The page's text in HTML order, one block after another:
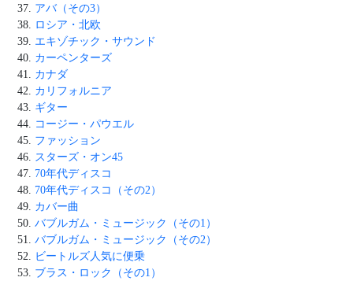
アバ（その3）
ロシア・北欧
エキゾチック・サウンド
カーペンターズ
カナダ
カリフォルニア
ギター
コージー・パウエル
ファッション
スターズ・オン45
70年代ディスコ
70年代ディスコ（その2）
カバー曲
バブルガム・ミュージック（その1）
バブルガム・ミュージック（その2）
ビートルズ人気に便乗
ブラス・ロック（その1）